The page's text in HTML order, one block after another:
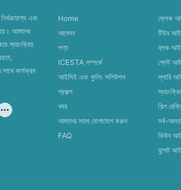
এবং
আমাদের
স্বয়ংক্রিয়
সাথে কার্যক্রম
Home
আবেদন
পণ্য
ICESTA সম্পর্কে
আইসিই এবং কুলিং সলিউশন
প্রকল্প
খবর
আমাদের সাথে যোগাযোগ করুন
FAQ
ফ্লেক
টিউব
ব্লক
প্লেট
স্লারি
শিল্প
সর্ব-
কিউব
বুলেট